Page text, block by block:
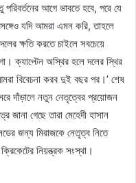
আগে ভাবতে হবে, পরে যে
যদি আমরা এমন করি, তাহলে
ক্ষতি করতে চাইলে সবচেয়ে
ক্যাপ্টেন অস্থির হলে দলের স্থির
বিবেচনা করব দুই বছর পর।’ শেষ
দাঁড়ালে নতুন নেতৃত্বের প্রয়োজন
জানা গেছে তারা মেহেদী হাসান
জন্য মিরাজকে নেতৃত্ব নিতে
নিয়ন্ত্রক সংস্থা।